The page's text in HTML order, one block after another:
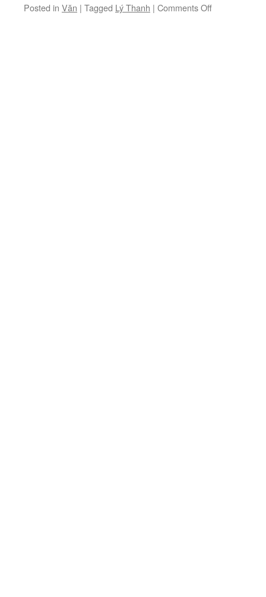
Posted in Văn | Tagged Lý Thanh | Comments Offon